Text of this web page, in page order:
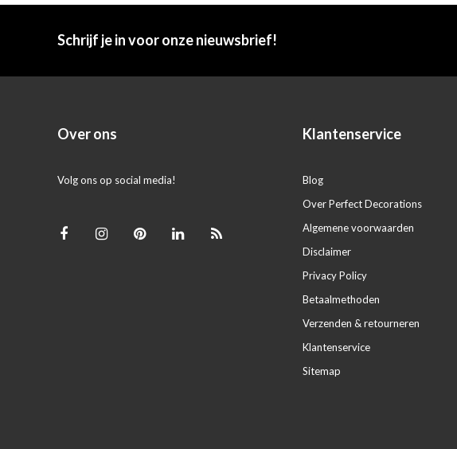
Schrijf je in voor onze nieuwsbrief!
Over ons
Volg ons op social media!
Klantenservice
Blog
Over Perfect Decorations
Algemene voorwaarden
Disclaimer
Privacy Policy
Betaalmethoden
Verzenden & retourneren
Klantenservice
Sitemap